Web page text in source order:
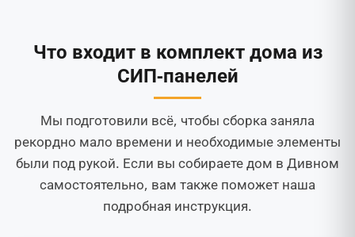
Что входит в комплект дома из
СИП-панелей
Мы подготовили всё, чтобы сборка заняла
рекордно мало времени и необходимые элементы
были под рукой. Если вы собираете дом в Дивном
самостоятельно, вам также поможет наша
подробная инструкция.